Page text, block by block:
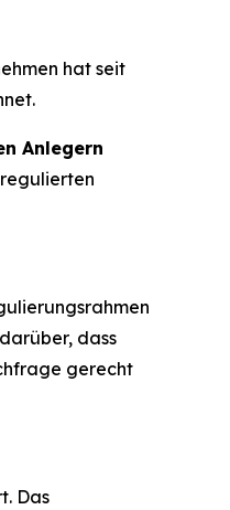
hat seit
Anlegern
dass
gerecht
Das